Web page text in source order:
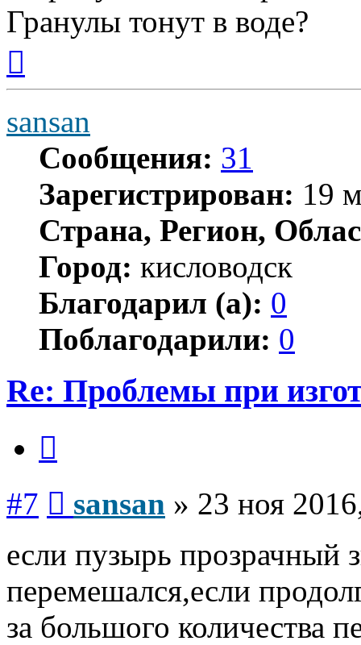
Гранулы тонут в воде?
началу
sansan
Сообщения: 31
Зарегистрирован: 19
Страна, Регион,
Город: кисловодск
Благодарил (а): 0
Поблагодарили: 0
Re: Проблемы при
#7 sansan » 23 ноя
если пузырь прозрачный
перемешался,если
за большого количества